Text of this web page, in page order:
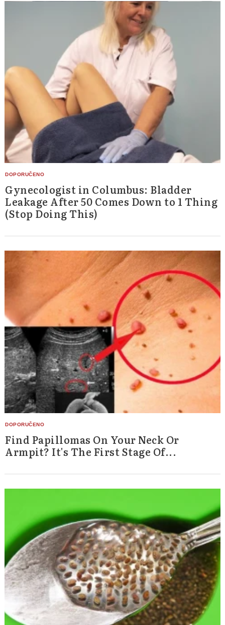
Gynecologist in Columbus: Bladder
Leakage After 50 Comes Down to 1 Thing
(Stop Doing This)
Find Papillomas On Your Neck Or
Armpit? It's The First Stage Of...